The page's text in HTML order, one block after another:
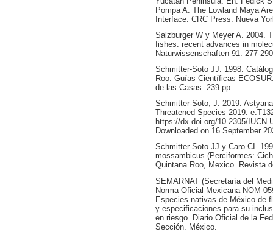
Pompa A. The Lowland Maya
Interface. CRC Press. Nueva
Salzburger W y Meyer A. 2004.
fishes: recent advances in
Naturwissenschaften 91: 277-
Schmitter-Soto JJ. 1998.
Roo. Guías Científicas
de las Casas. 239 pp.
Schmitter-Soto, J. 2019.
Threatened Species 2019:
https://dx.doi.org/10.2305/
Downloaded on 16 September
Schmitter-Soto JJ y Caro CI.
mossambicus (Perciformes:
Quintana Roo, Mexico. Revista
SEMARNAT (Secretaría del
Norma Oficial Mexicana NOM-
Especies nativas de México de
y especificaciones para su
en riesgo. Diario Oficial de la
Sección. México.